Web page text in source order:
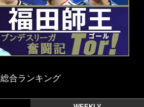
総合ランキング